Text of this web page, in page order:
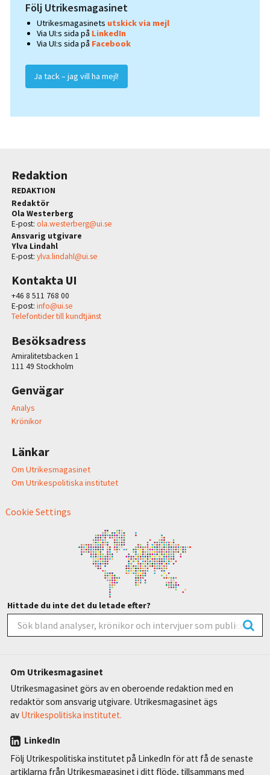
Följ Utrikesmagasinet
Utrikesmagasinets utskick via mejl
Via UI:s sida på LinkedIn
Via UI:s sida på Facebook
Ja tack – jag vill ha mejl!
Redaktion
REDAKTION
Redaktör
Ola Westerberg
E-post: ola.westerberg@ui.se
Ansvarig utgivare
Ylva Lindahl
E-post: ylva.lindahl@ui.se
Kontakta UI
+46 8 511 768 00
E-post: info@ui.se
Telefontider till kundtjänst
Besöksadress
Amiralitetsbacken 1
111 49 Stockholm
Genvägar
Analys
Krönikor
Länkar
Om Utrikesmagasinet
Om Utrikespolitiska institutet
Cookie Settings
Hittade du inte det du letade efter?
Om Utrikesmagasinet
Utrikesmagasinet görs av en oberoende redaktion med en
redaktör som ansvarig utgivare. Utrikesmagasinet ägs
av Utrikespolitiska institutet.
LinkedIn
Följ Utrikespolitiska institutet på LinkedIn för att få de senaste
artiklarna från Utrikesmagasinet i ditt flöde, tillsammans med